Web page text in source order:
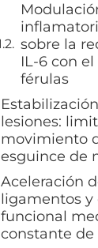
sobre la
IL-6 con
férulas
lesiones:
movimiento
esguince de
Aceleración
ligamentos y
funcional
constante de